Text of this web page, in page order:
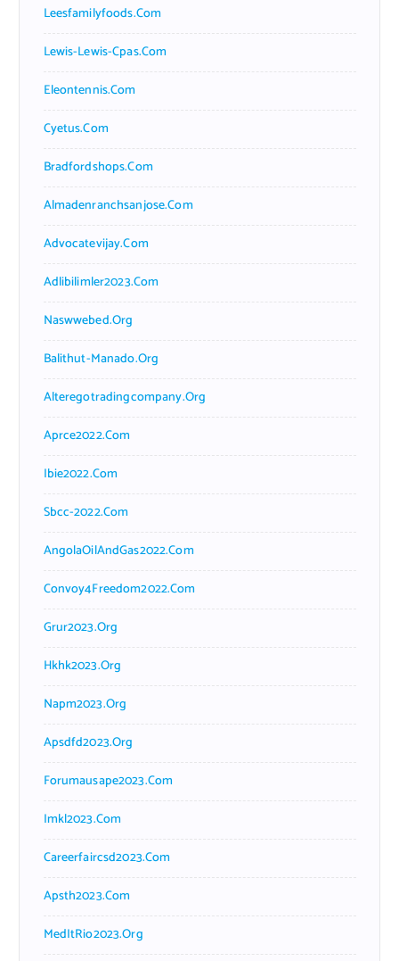
Leesfamilyfoods.com
Lewis-Lewis-Cpas.com
Eleontennis.com
Cyetus.com
Bradfordshops.com
Almadenranchsanjose.com
Advocatevijay.com
Adlibilimler2023.com
Naswwebed.org
Balithut-Manado.org
Alteregotradingcompany.org
Aprce2022.com
Ibie2022.com
Sbcc-2022.com
AngolaOilAndGas2022.com
Convoy4Freedom2022.com
Grur2023.org
Hkhk2023.org
Napm2023.org
Apsdfd2023.org
Forumausape2023.com
Imkl2023.com
Careerfaircsd2023.com
Apsth2023.com
MedItRio2023.org